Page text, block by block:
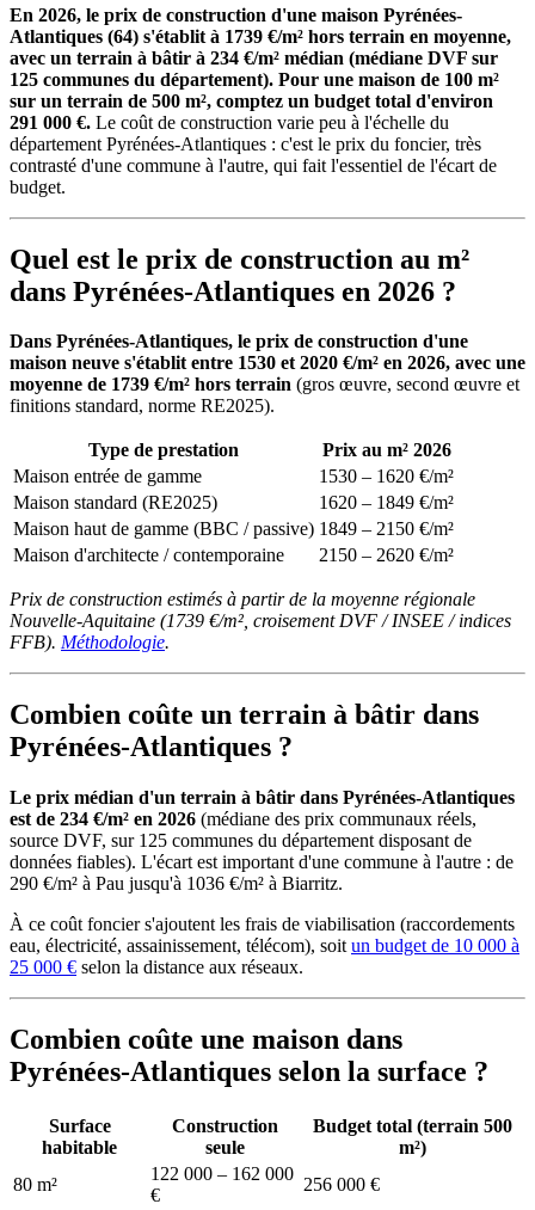
En 2026, le prix de construction d'une maison Pyrénées-
Atlantiques (64) s'établit à 1739 €/m² hors terrain en moyenne,
avec un terrain à bâtir à 234 €/m² médian (médiane DVF sur
125 communes du département). Pour une maison de 100 m²
sur un terrain de 500 m², comptez un budget total d'environ
291 000 €. Le coût de construction varie peu à l'échelle du
département Pyrénées-Atlantiques : c'est le prix du foncier, très
contrasté d'une commune à l'autre, qui fait l'essentiel de l'écart de
budget.
Quel est le prix de construction au m²
dans Pyrénées-Atlantiques en 2026 ?
Dans Pyrénées-Atlantiques, le prix de construction d'une
maison neuve s'établit entre 1530 et 2020 €/m² en 2026, avec une
moyenne de 1739 €/m² hors terrain (gros œuvre, second œuvre et
finitions standard, norme RE2025).
Type de prestation
Prix au m² 2026
Maison entrée de gamme
1530 – 1620 €/m²
Maison standard (RE2025)
1620 – 1849 €/m²
Maison haut de gamme (BBC / passive) 1849 – 2150 €/m²
Maison d'architecte / contemporaine
2150 – 2620 €/m²
Prix de construction estimés à partir de la moyenne régionale
Nouvelle-Aquitaine (1739 €/m², croisement DVF / INSEE / indices
FFB). Méthodologie.
Combien coûte un terrain à bâtir dans
Pyrénées-Atlantiques ?
Le prix médian d'un terrain à bâtir dans Pyrénées-Atlantiques
est de 234 €/m² en 2026 (médiane des prix communaux réels,
source DVF, sur 125 communes du département disposant de
données fiables). L'écart est important d'une commune à l'autre : de
290 €/m² à Pau jusqu'à 1036 €/m² à Biarritz.
À ce coût foncier s'ajoutent les frais de viabilisation (raccordements
eau, électricité, assainissement, télécom), soit un budget de 10 000 à
25 000 € selon la distance aux réseaux.
Combien coûte une maison dans
Pyrénées-Atlantiques selon la surface ?
Surface
habitable
Construction
seule
Budget total (terrain 500
m²)
80 m²
122 000 – 162 000
€
256 000 €